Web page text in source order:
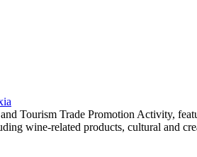
Tourism Trade Promotion Activity,
wine-related products, cultural and